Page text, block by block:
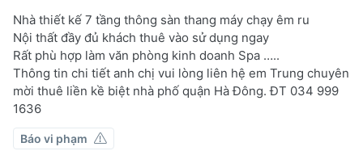
Nhà thiết kế 7 tầng thông sàn thang máy chạy êm ru
Nội thất đầy đủ khách thuê vào sử dụng ngay
Rất phù hợp làm văn phòng kinh doanh Spa …..
Thông tin chi tiết anh chị vui lòng liên hệ em Trung chuyên
mời thuê liền kề biệt nhà phố quận Hà Đông. ĐT 034 999
1636
Báo vi phạm